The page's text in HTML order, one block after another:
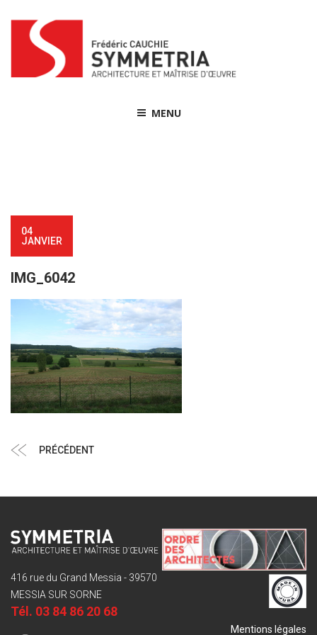
content
MENU
04
JANVIER
IMG_6042
de
Article
PRÉCÉDENT
416 rue du Grand Messia - 39570
MESSIA SUR SORNE
Tél. 03 84 86 20 68
Mentions légales